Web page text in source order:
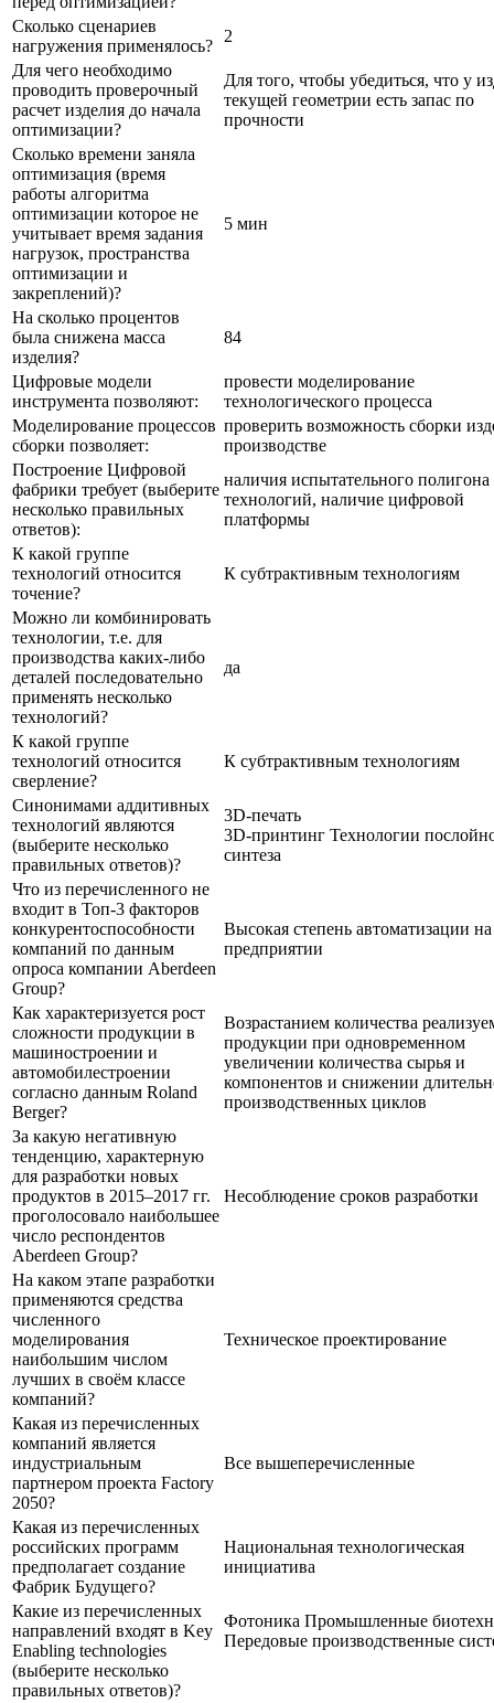
Сколько сценариев
нагружения применялось?
2
Для чего необходимо
проводить проверочный
расчет изделия до начала
оптимизации?
Для того, чтобы убедиться, что у
текущей геометрии есть запас по
прочности
Сколько времени заняла
оптимизация (время
работы алгоритма
оптимизации которое не
учитывает время задания
нагрузок, пространства
оптимизации и
закреплений)?
5 мин
На сколько процентов
была снижена масса
изделия?
84
Цифровые модели
инструмента позволяют:
провести моделирование
технологического процесса
Моделирование процессов
сборки позволяет:
проверить возможность сборки
производстве
Построение Цифровой
фабрики требует (выберите
несколько правильных
ответов):
наличия испытательного полигона
технологий, наличие цифровой
платформы
К какой группе
технологий относится
точение?
К субтрактивным технологиям
Можно ли комбинировать
технологии, т.е. для
производства каких-либо
деталей последовательно
применять несколько
технологий?
да
К какой группе
технологий относится
сверление?
К субтрактивным технологиям
Синонимами аддитивных
технологий являются
(выберите несколько
правильных ответов)?
3D-печать
3D-принтинг Технологии
синтеза
Что из перечисленного не
входит в Топ-3 факторов
конкурентоспособности
компаний по данным
опроса компании Aberdeen
Group?
Высокая степень автоматизации на
предприятии
Как характеризуется рост
сложности продукции в
машиностроении и
автомобилестроении
согласно данным Roland
Berger?
Возрастанием количества
продукции при одновременном
увеличении количества сырья и
компонентов и снижении
производственных циклов
За какую негативную
тенденцию, характерную
для разработки новых
продуктов в 2015–2017 гг.
проголосовало наибольшее
число респондентов
Aberdeen Group?
Несоблюдение сроков разработки
На каком этапе разработки
применяются средства
численного
моделирования
наибольшим числом
лучших в своём классе
компаний?
Техническое проектирование
Какая из перечисленных
компаний является
индустриальным
партнером проекта Factory
2050?
Все вышеперечисленные
Какая из перечисленных
российских программ
предполагает создание
Фабрик Будущего?
Национальная технологическая
инициатива
Какие из перечисленных
направлений входят в Key
Enabling technologies
(выберите несколько
правильных ответов)?
Фотоника Промышленные
Передовые производственные